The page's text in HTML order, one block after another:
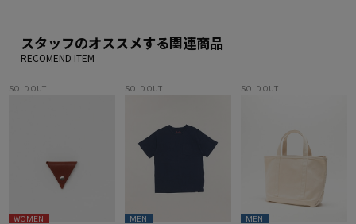
スタッフのオススメする関連商品
SOLD OUT
WOMEN
SOLD OUT
MEN
SOLD OUT
MEN